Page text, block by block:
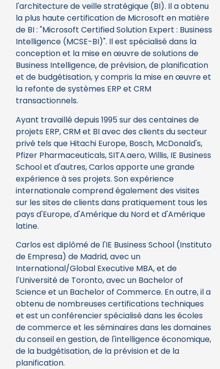
l'architecture de veille stratégique (BI). Il a obtenu
la plus haute certification de Microsoft en matière
de BI : "Microsoft Certified Solution Expert : Business
Intelligence (MCSE-BI)". Il est spécialisé dans la
conception et la mise en œuvre de solutions de
Business Intelligence, de prévision, de planification
et de budgétisation, y compris la mise en œuvre et
la refonte de systèmes ERP et CRM
transactionnels.
Ayant travaillé depuis 1995 sur des centaines de
projets ERP, CRM et BI avec des clients du secteur
privé tels que Hitachi Europe, Bosch, McDonald's,
Pfizer Pharmaceuticals, SITA.aero, Willis, IE Business
School et d'autres, Carlos apporte une grande
expérience à ses projets. Son expérience
internationale comprend également des visites
sur les sites de clients dans pratiquement tous les
pays d'Europe, d'Amérique du Nord et d'Amérique
latine.
Carlos est diplômé de l'IE Business School (Instituto
de Empresa) de Madrid, avec un
International/Global Executive MBA, et de
l'Université de Toronto, avec un Bachelor of
Science et un Bachelor of Commerce. En outre, il a
obtenu de nombreuses certifications techniques
et est un conférencier spécialisé dans les écoles
de commerce et les séminaires dans les domaines
du conseil en gestion, de l'intelligence économique,
de la budgétisation, de la prévision et de la
planification.